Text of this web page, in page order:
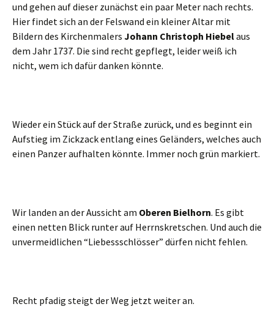
und gehen auf dieser zunächst ein paar Meter nach rechts.
Hier findet sich an der Felswand ein kleiner Altar mit
Bildern des Kirchenmalers Johann Christoph Hiebelaus
dem Jahr 1737. Die sind recht gepflegt, leider weiß ich
nicht, wem ich dafür danken könnte.
Wieder ein Stück auf der Straße zurück, und es beginnt ein
Aufstieg im Zickzack entlang eines Geländers, welches auch
einen Panzer aufhalten könnte. Immer noch grün markiert.
Wir landen an der Aussicht am Oberen Bielhorn. Es gibt
einen netten Blick runter auf Herrnskretschen. Und auch die
unvermeidlichen “Liebessschlösser” dürfen nicht fehlen.
Recht pfadig steigt der Weg jetzt weiter an.